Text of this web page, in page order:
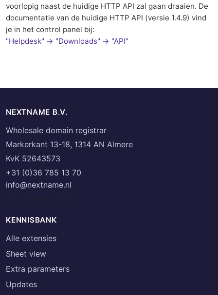
voorlopig naast de huidige HTTP API zal gaan draaien. De
documentatie van de huidige HTTP API (versie 1.4.9) vind
je in het control panel bij:
"Helpdesk" → "Downloads" → "API"
NEXTNAME B.V.
Wholesale domain registrar
Markerkant 13-18, 1314 AN Almere
KvK 52643573
+31 (0)36 785 13 70
info@nextname.nl
KENNISBANK
Alle extensies
Sheet view
Extra parameters
Updates